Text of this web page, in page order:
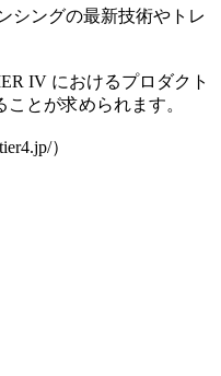
シングの最新技術やトレ
IV におけるプロダクト
とが求められます。
）